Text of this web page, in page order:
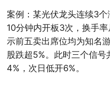
案例：某光伏龙头连续3
10分钟内开板3次，换手
示前五卖出席位均为知名
股跌超5%。此时三个信
4%，次日低开6%。